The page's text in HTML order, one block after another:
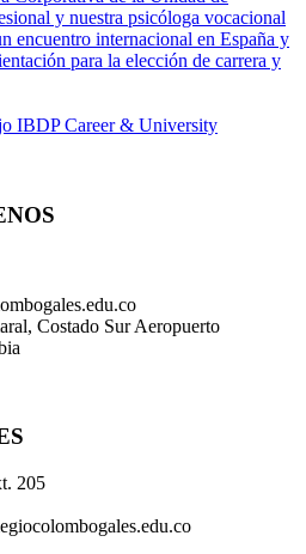
y nuestra psicóloga vocacional
encuentro internacional en España y
para la elección de carrera y
IBDP Career & University
Costado Sur Aeropuerto
205